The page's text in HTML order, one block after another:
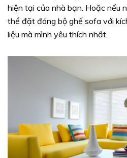
hiện tại của nhà bạn. Hoặc nếu
thể đặt đóng bộ ghế sofa với
liệu mà mình yêu thích nhất.